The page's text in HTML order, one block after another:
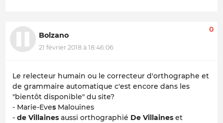
Bolzano
21 février 2018 à 18:46:06
0
Le relecteur humain ou le correcteur d'orthographe et
de grammaire automatique c'est encore dans les
"bientôt disponible" du site?
- Marie-Eves Malouines
- de Villaines aussi orthographié De Villaines et